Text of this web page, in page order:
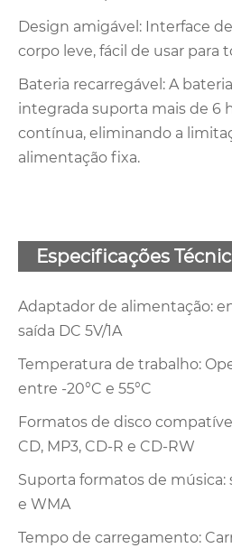
Design amigável: Interface
corpo leve, fácil de usar para
Bateria recarregável: A
integrada suporta mais de 6
contínua, eliminando a
alimentação fixa.
Especificações
Adaptador de alimentação:
saída DC 5V/1A
Temperatura de trabalho:
entre -20°C e 55°C
Formatos de disco
CD, MP3, CD-R e CD-RW
Suporta formatos de música:
e WMA
Tempo de carregamento: